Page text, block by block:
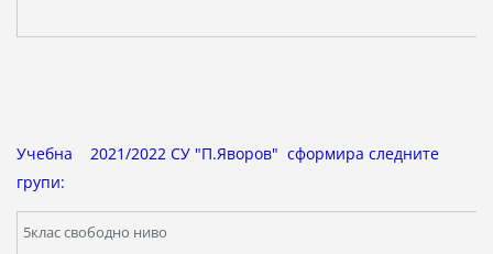
Учебна 2021/2022 СУ "П.Яворов" сформира следните
групи:
5клас свободно ниво